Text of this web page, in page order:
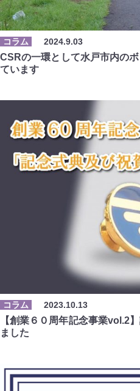
コラム 2024.9.03
CSRの一環として水戸市内の
ています
コラム 2023.10.13
【創業６０周年記念事業vol.2
ました